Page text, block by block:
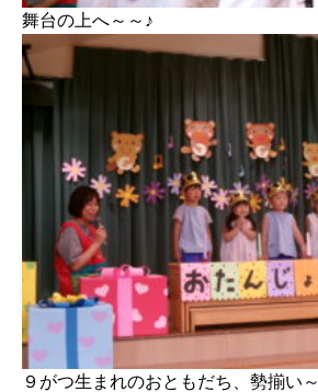
舞台の上へ～～♪
９がつ生まれのおともだち、勢揃い～